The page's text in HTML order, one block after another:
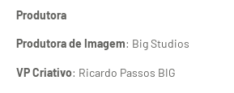
Produtora
Produtora de Imagem: Big Studios
VP Criativo: Ricardo Passos BIG